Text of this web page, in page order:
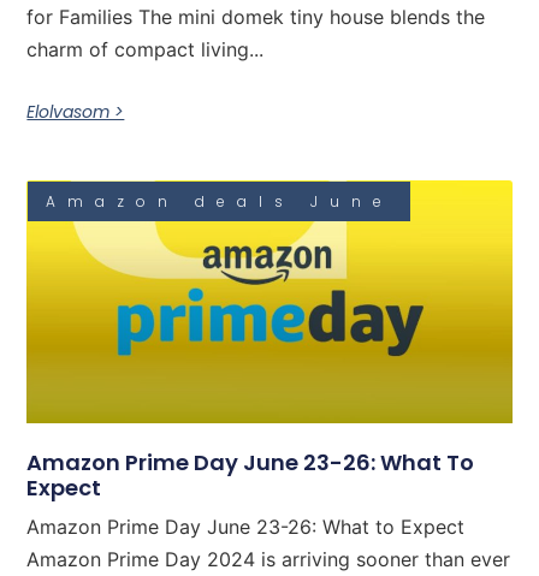
for Families The mini domek tiny house blends the
charm of compact living...
Elolvasom >
Amazon deals June
Amazon Prime Day June 23-26: What To
Expect
Amazon Prime Day June 23-26: What to Expect
Amazon Prime Day 2024 is arriving sooner than ever